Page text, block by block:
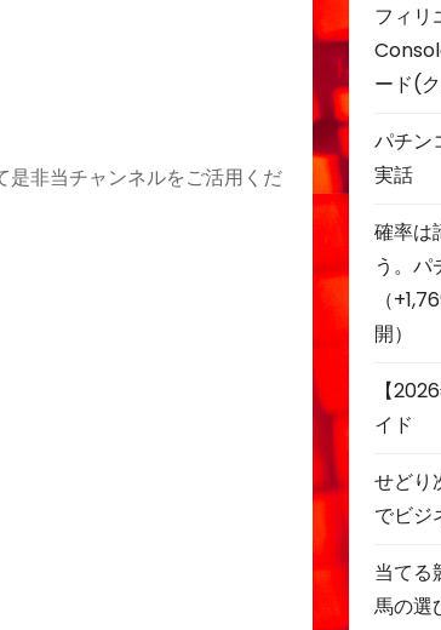
非当チャンネルをご活用くだ
フィリ
ード(
パチン
実話
確率は
う。パ
（
開）
【
イド
せどり
でビジ
当てる
馬の選